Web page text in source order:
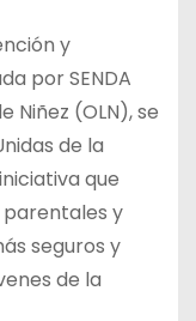
y
por SENDA
Niñez (OLN), se
de la
que
y
seguros y
de la